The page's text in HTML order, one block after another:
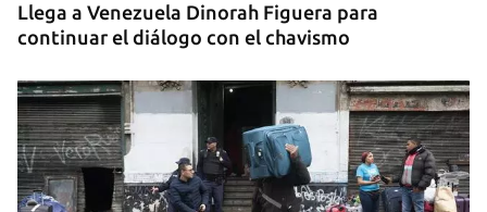
Llega a Venezuela Dinorah Figuera para
continuar el diálogo con el chavismo